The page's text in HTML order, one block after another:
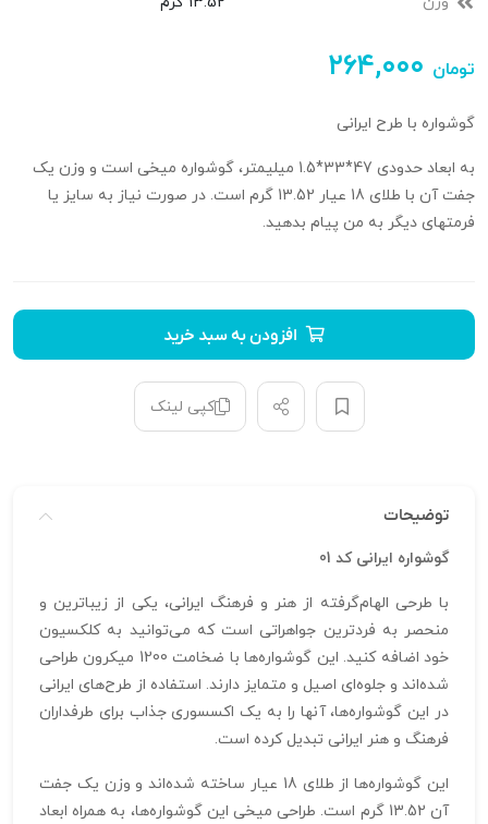
۲۶۴,۰۰۰ تومان
گوشواره با طرح ایرانی
به ابعاد حدودی 47*33*1.5 میلیمتر، گوشواره میخی است و وزن یک
جفت آن با طلای 18 عیار 13.52 گرم است. در صورت نیاز به سایز یا
فرمتهای دیگر به من پیام بدهید.
افزودن به سبد خرید
کپی لینک
توضیحات
گوشواره ایرانی کد 01
با طرحی الهام‌گرفته از هنر و فرهنگ ایرانی، یکی از زیباترین و
منحصر به فردترین جواهراتی است که می‌توانید به کلکسیون
خود اضافه کنید. این گوشواره‌ها با ضخامت 1200 میکرون طراحی
شده‌اند و جلوه‌ای اصیل و متمایز دارند. استفاده از طرح‌های ایرانی
در این گوشواره‌ها، آنها را به یک اکسسوری جذاب برای طرفداران
فرهنگ و هنر ایرانی تبدیل کرده است.
این گوشواره‌ها از طلای 18 عیار ساخته شده‌اند و وزن یک جفت
آن 13.52 گرم است. طراحی میخی این گوشواره‌ها، به همراه ابعاد